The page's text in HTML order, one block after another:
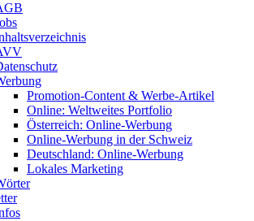
Promotion-Content & Werbe-Artikel
Online: Weltweites Portfolio
Österreich: Online-Werbung
Online-Werbung in der Schweiz
Deutschland: Online-Werbung
Lokales Marketing